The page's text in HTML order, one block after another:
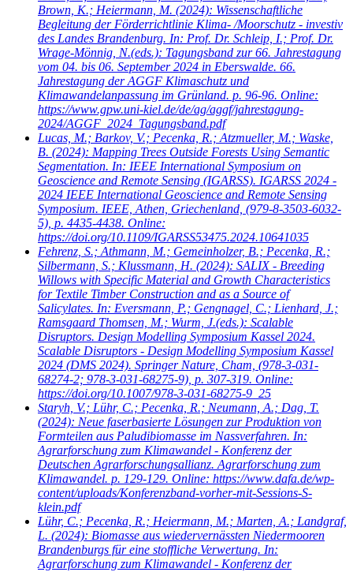
Brown, K.; Heiermann, M. (2024): Wissenschaftliche
Begleitung der Förderrichtlinie Klima- /Moorschutz - investiv
des Landes Brandenburg. In: Prof. Dr. Schleip, I.; Prof. Dr.
Wrage-Mönnig, N.(eds.): Tagungsband zur 66. Jahrestagung
vom 04. bis 06. September 2024 in Eberswalde. 66.
Jahrestagung der AGGF Klimaschutz und
Klimawandelanpassung im Grünland. p. 96-96. Online:
https://www.gpw.uni-kiel.de/de/ag/aggf/jahrestagung-
2024/AGGF_2024_Tagungsband.pdf
Lucas, M.; Barkov, V.; Pecenka, R.; Atzmueller, M.; Waske,
B. (2024): Mapping Trees Outside Forests Using Semantic
Segmentation. In: IEEE International Symposium on
Geoscience and Remote Sensing (IGARSS). IGARSS 2024 -
2024 IEEE International Geoscience and Remote Sensing
Symposium. IEEE, Athen, Griechenland, (979-8-3503-6032-
5), p. 4435-4438. Online:
https://doi.org/10.1109/IGARSS53475.2024.10641035
Fehrenz, S.; Athmann, M.; Gemeinholzer, B.; Pecenka, R.;
Silbermann, S.; Klussmann, H. (2024): SALIX - Breeding
Willows with Specific Material and Growth Characteristics
for Textile Timber Construction and as a Source of
Salicylates. In: Eversmann, P.; Gengnagel, C.; Lienhard, J.;
Ramsgaard Thomsen, M.; Wurm, J.(eds.): Scalable
Disruptors. Design Modelling Symposium Kassel 2024.
Scalable Disruptors - Design Modelling Symposium Kassel
2024 (DMS 2024). Springer Nature, Cham, (978-3-031-
68274-2; 978-3-031-68275-9), p. 307-319. Online:
https://doi.org/10.1007/978-3-031-68275-9_25
Staryh, V.; Lühr, C.; Pecenka, R.; Neumann, A.; Dag, T.
(2024): Neue faserbasierte Lösungen zur Produktion von
Formteilen aus Paludibiomasse im Nassverfahren. In:
Agrarforschung zum Klimawandel - Konferenz der
Deutschen Agrarforschungsallianz. Agrarforschung zum
Klimawandel. p. 129-129. Online: https://www.dafa.de/wp-
content/uploads/Konferenzband-vorher-mit-Sessions-S-
klein.pdf
Lühr, C.; Pecenka, R.; Heiermann, M.; Marten, A.; Landgraf,
L. (2024): Biomasse aus wiedervernässten Niedermooren
Brandenburgs für eine stoffliche Verwertung. In:
Agrarforschung zum Klimawandel - Konferenz der